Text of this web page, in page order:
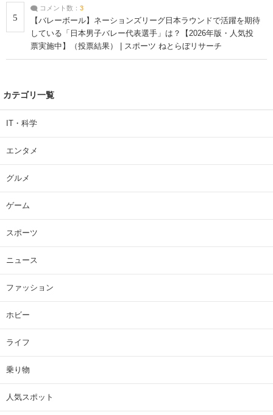
5
コメント数： 3
【バレーボール】ネーションズリーグ日本ラウンドで活躍を期待
している「日本男子バレー代表選手」は？【2026年版・人気投
票実施中】（投票結果） | スポーツ ねとらぼリサーチ
カテゴリ一覧
IT・科学
エンタメ
グルメ
ゲーム
スポーツ
ニュース
ファッション
ホビー
ライフ
乗り物
人気スポット